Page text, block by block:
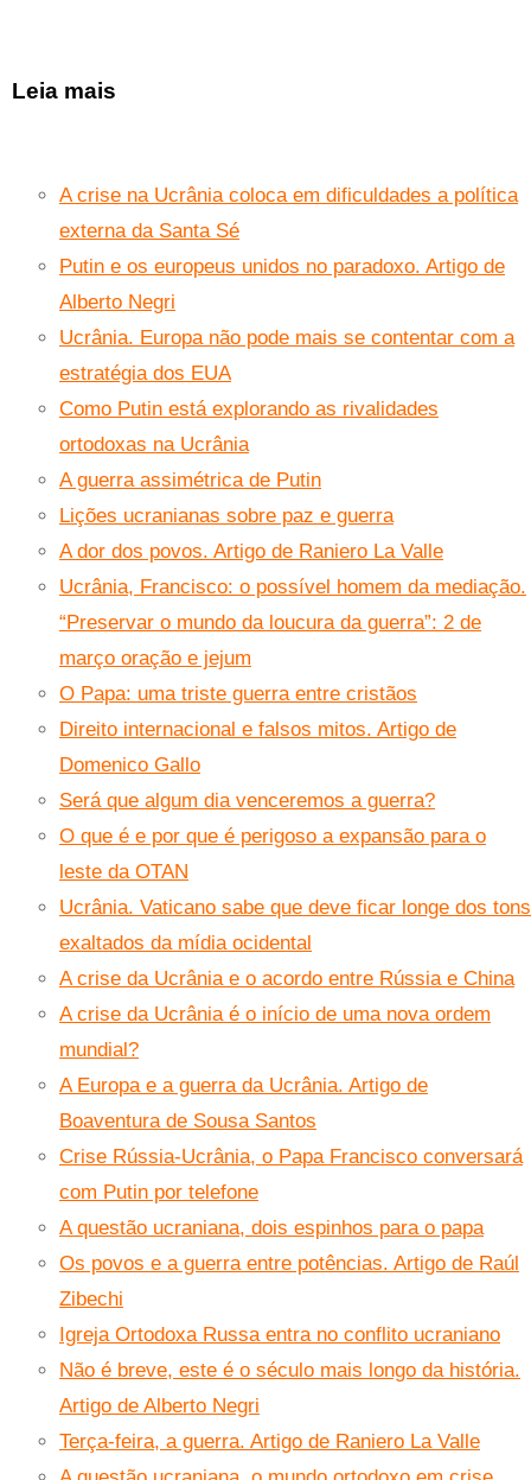
Leia mais
A crise na Ucrânia coloca em dificuldades a política
externa da Santa Sé
Putin e os europeus unidos no paradoxo. Artigo de
Alberto Negri
Ucrânia. Europa não pode mais se contentar com a
estratégia dos EUA
Como Putin está explorando as rivalidades
ortodoxas na Ucrânia
A guerra assimétrica de Putin
Lições ucranianas sobre paz e guerra
A dor dos povos. Artigo de Raniero La Valle
Ucrânia, Francisco: o possível homem da mediação.
“Preservar o mundo da loucura da guerra”: 2 de
março oração e jejum
O Papa: uma triste guerra entre cristãos
Direito internacional e falsos mitos. Artigo de
Domenico Gallo
Será que algum dia venceremos a guerra?
O que é e por que é perigoso a expansão para o
leste da OTAN
Ucrânia. Vaticano sabe que deve ficar longe dos tons
exaltados da mídia ocidental
A crise da Ucrânia e o acordo entre Rússia e China
A crise da Ucrânia é o início de uma nova ordem
mundial?
A Europa e a guerra da Ucrânia. Artigo de
Boaventura de Sousa Santos
Crise Rússia-Ucrânia, o Papa Francisco conversará
com Putin por telefone
A questão ucraniana, dois espinhos para o papa
Os povos e a guerra entre potências. Artigo de Raúl
Zibechi
Igreja Ortodoxa Russa entra no conflito ucraniano
Não é breve, este é o século mais longo da história.
Artigo de Alberto Negri
Terça-feira, a guerra. Artigo de Raniero La Valle